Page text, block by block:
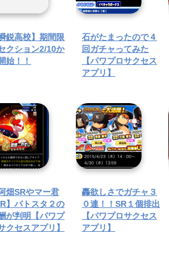
瞬鋭高校】期間限
クション2/10か
始！！
石がたまったので４
回ガチャってみた
【パワプロサクセス
アプリ】
阿畑SRやマー君
】バトスタ２の
が判明【パワプ
クセスアプリ】
轟欲しさでガチャ３
０連！！SR１個排出
【パワプロサクセス
アプリ】